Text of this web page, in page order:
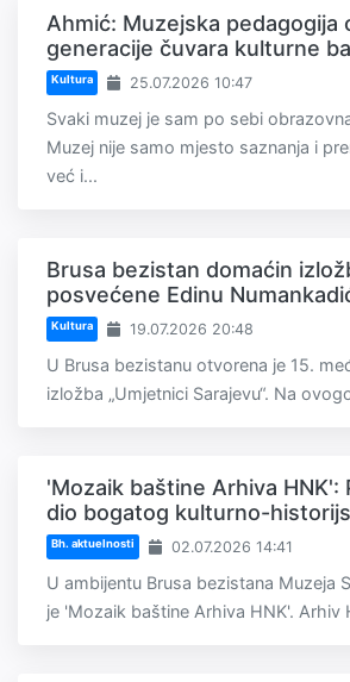
Ahmić: Muzejska pedagogija
generacije čuvara kulturne
Kultura 25.07.2026 10:47
Svaki muzej je sam po sebi
Muzej nije samo mjesto saznanja i
već i...
Brusa bezistan domaćin
posvećene Edinu
Kultura 19.07.2026 20:48
U Brusa bezistanu otvorena je 15.
izložba „Umjetnici Sarajevu“. Na
'Mozaik baštine Arhiva HNK':
dio bogatog kulturno-
Bh. aktuelnosti 02.07.2026 14:41
U ambijentu Brusa bezistana Muzeja
je 'Mozaik baštine Arhiva HNK'. Arhiv